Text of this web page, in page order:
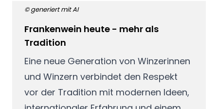
© generiert mit AI
Frankenwein heute - mehr als
Tradition
Eine neue Generation von Winzerinnen
und Winzern verbindet den Respekt
vor der Tradition mit modernen Ideen,